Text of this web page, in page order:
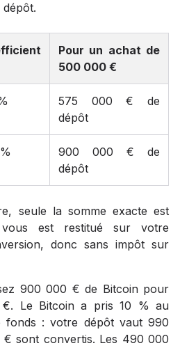
Pour un achat de
500 000 €
575 000 € de
dépôt
900 000 € de
dépôt
seule la somme exacte est
est restitué sur votre
donc sans impôt sur
900 000 € de Bitcoin pour
Le Bitcoin a pris 10 % au
fonds : votre dépôt vaut 990
sont convertis. Les 490 000